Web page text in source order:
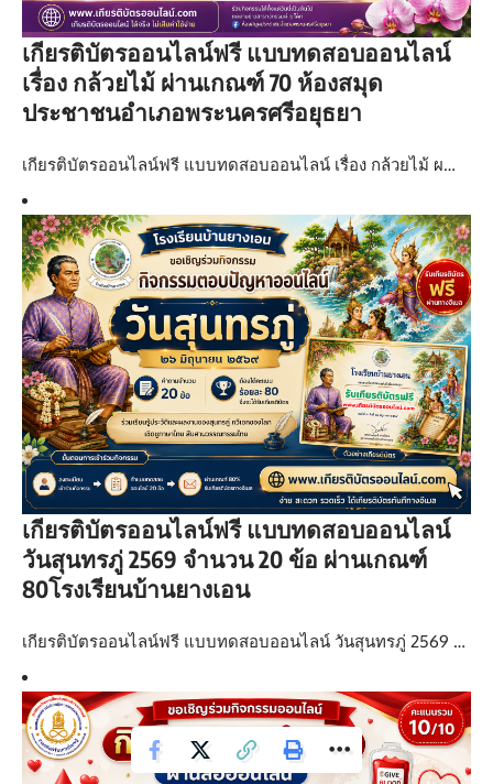
เกียรติบัตรออนไลน์ฟรี แบบทดสอบออนไลน์
เรื่อง กล้วยไม้ ผ่านเกณฑ์ 70 ห้องสมุด
ประชาชนอำเภอพระนครศรีอยุธยา
เกียรติบัตรออนไลน์ฟรี แบบทดสอบออนไลน์ เรื่อง กล้วยไม้ ผ…
เกียรติบัตรออนไลน์ฟรี แบบทดสอบออนไลน์
วันสุนทรภู่ 2569 จำนวน 20 ข้อ ผ่านเกณฑ์
80โรงเรียนบ้านยางเอน
เกียรติบัตรออนไลน์ฟรี แบบทดสอบออนไลน์ วันสุนทรภู่ 2569 …